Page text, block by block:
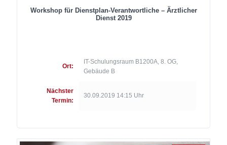
Workshop für Dienstplan-Verantwortliche – Ärztlicher
Dienst 2019
Ort:
IT-Schulungsraum B1200A, 8. OG,
Gebäude B
Nächster
Termin:
30.09.2019 14:15 Uhr